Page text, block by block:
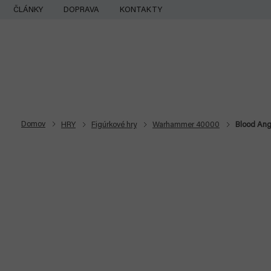
Prejsť
ČLÁNKY DOPRAVA KONTAKTY
Domov HRY Figúrkové hry Warhammer 40000 Blood